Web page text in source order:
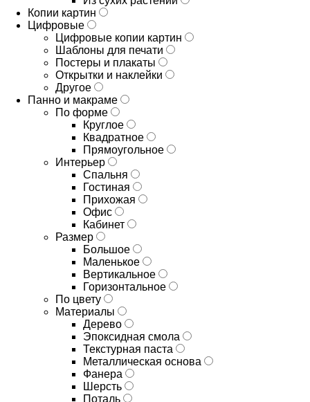
Копии картин
Цифровые
Цифровые копии картин
Шаблоны для печати
Постеры и плакаты
Открытки и наклейки
Другое
Панно и макраме
По форме
Круглое
Квадратное
Прямоугольное
Интерьер
Спальня
Гостиная
Прихожая
Офис
Кабинет
Размер
Большое
Маленькое
Вертикальное
Горизонтальное
По цвету
Материалы
Дерево
Эпоксидная смола
Текстурная паста
Металлическая основа
Фанера
Шерсть
Поталь